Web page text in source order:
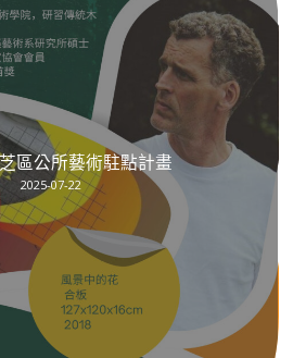
區公所藝術駐點計畫
2025-07-22